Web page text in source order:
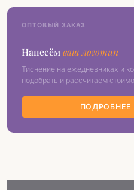
ОПТОВЫЙ ЗАКАЗ
Нанесёмваш логотип
Тиснение на ежедневниках и
подобрать и рассчитаем
ПОДРОБНЕЕ